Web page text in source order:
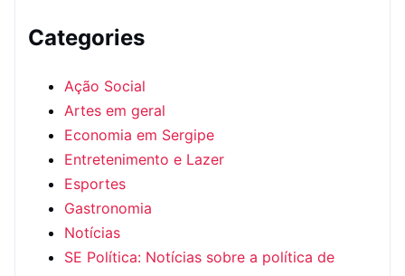
Categories
Ação Social
Artes em geral
Economia em Sergipe
Entretenimento e Lazer
Esportes
Gastronomia
Notícias
SE Política: Notícias sobre a política de